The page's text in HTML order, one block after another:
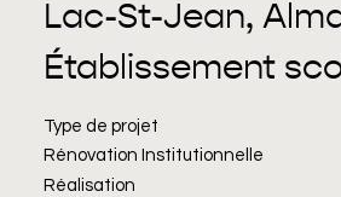
Lac-St-Jean,
Établissement
Type de projet
Rénovation Institutionnelle
Réalisation